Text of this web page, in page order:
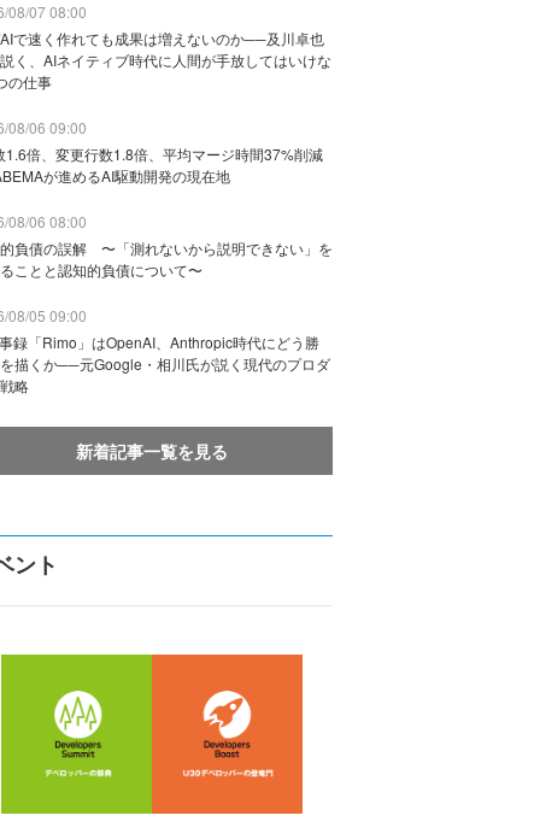
08/07 08:00
で速く作れても成果は増えないのか──及川卓也
く、AIネイティブ時代に人間が手放してはいけな
の仕事
08/06 09:00
1.6倍、変更行数1.8倍、平均マージ時間37%削減
が進めるAI駆動開発の現在地
08/06 08:00
負債の誤解 〜「測れないから説明できない」を
ことと認知的負債について〜
08/05 09:00
録「Rimo」はOpenAI、Anthropic時代にどう勝
描くか──元Google・相川氏が説く現代のプロダ
略
新着記事一覧を見る
ント